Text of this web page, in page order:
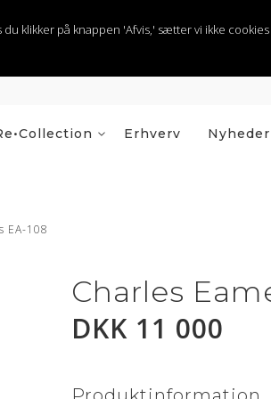
klikker på knappen 'Afvis,' sætter vi ikke
Nyheder
Erhverv
EA-108
Charles
DKK 11 000